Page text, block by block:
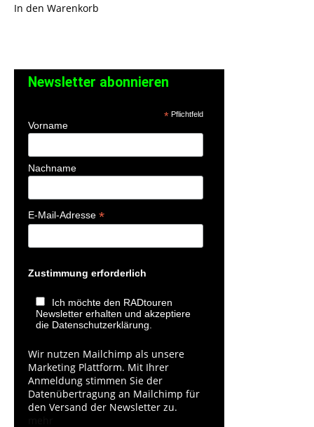
In den Warenkorb
Newsletter abonnieren
*Pflichtfeld
Vorname
Nachname
E-Mail-Adresse *
Zustimmung erforderlich
Ich möchte den RADtouren
Newsletter erhalten und akzeptiere
die Datenschutzerklärung.
Wir nutzen Mailchimp als unsere
Marketing Plattform. Mit Ihrer
Anmeldung stimmen Sie der
Datenübertragung an Mailchimp für
den Versand der Newsletter zu.